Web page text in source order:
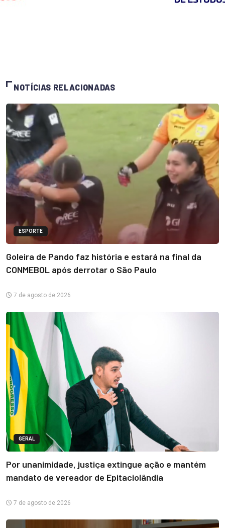
NOTÍCIAS RELACIONADAS
ESPORTE
Goleira de Pando faz história e estará na final da
CONMEBOL após derrotar o São Paulo
7 de agosto de 2026
GERAL
Por unanimidade, justiça extingue ação e mantém
mandato de vereador de Epitaciolândia
7 de agosto de 2026